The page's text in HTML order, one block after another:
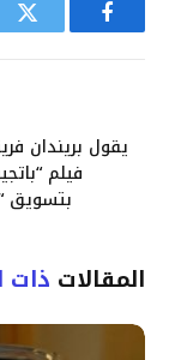
فيسبوك
يقول بريندان
فيلم
بتسويق
المقالات ذات